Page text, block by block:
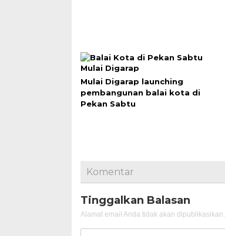
Mulai Digarap launching
pembangunan balai kota di
Pekan Sabtu
Komentar
Tinggalkan Balasan
Alamat email Anda tidak akan dipublikasikan.